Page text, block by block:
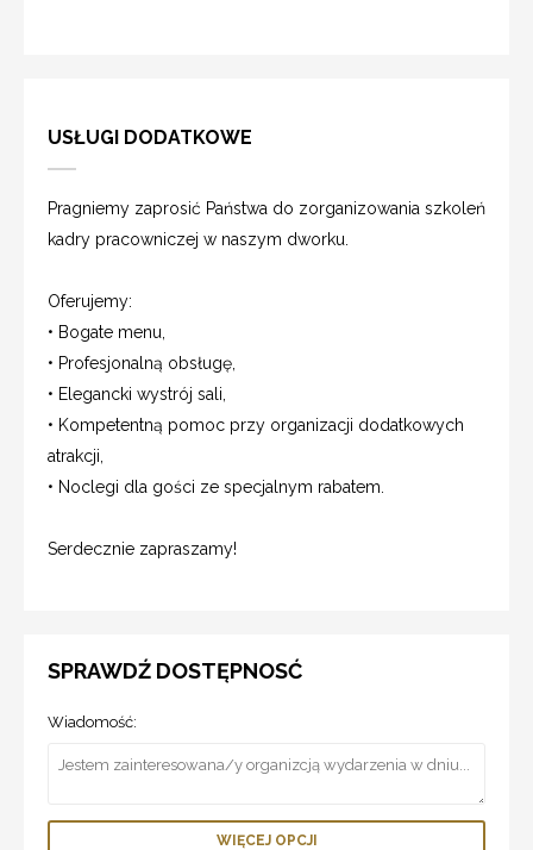
USŁUGI DODATKOWE
Pragniemy zaprosić Państwa do zorganizowania szkoleń
kadry pracowniczej w naszym dworku.
Oferujemy:
• Bogate menu,
• Profesjonalną obsługę,
• Elegancki wystrój sali,
• Kompetentną pomoc przy organizacji dodatkowych
atrakcji,
• Noclegi dla gości ze specjalnym rabatem.
Serdecznie zapraszamy!
SPRAWDŹ DOSTĘPNOSĆ
Wiadomość:
WIĘCEJ OPCJI